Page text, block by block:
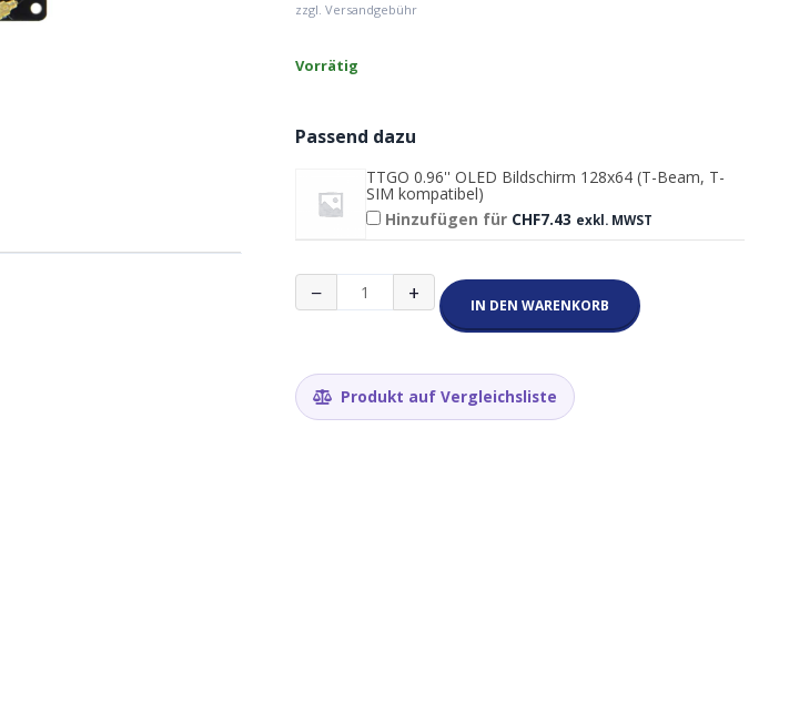
zzgl. Versandgebühr
Vorrätig
Passend dazu
TTGO 0.96'' OLED Bildschirm 128x64 (T-Beam, T-
SIM kompatibel)
Hinzufügen für CHF7.43 exkl. MWST
−
LILYGO
TTGO
ESP32
LoRa
+ IN DEN WARENKORB
Produkt auf Vergleichsliste